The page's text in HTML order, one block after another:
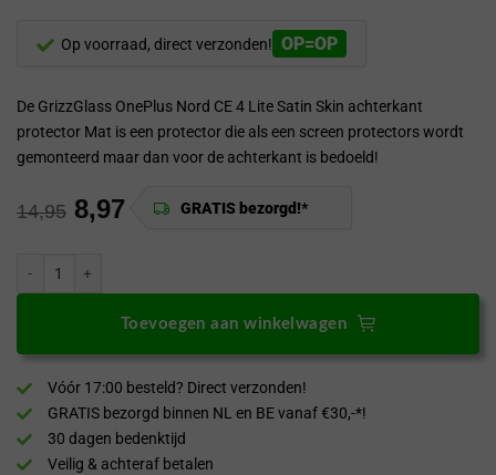
Op voorraad, direct verzonden! OP=OP
De GrizzGlass OnePlus Nord CE 4 Lite Satin Skin achterkant
protector Mat is een protector die als een screen protectors wordt
gemonteerd maar dan voor de achterkant is bedoeld!
GRATIS bezorgd!*
14,95 8,97
Toevoegen aan winkelwagen
Vóór 17:00 besteld? Direct verzonden!
GRATIS bezorgd binnen NL en BE vanaf €30,-*!
30 dagen bedenktijd
Veilig & achteraf betalen